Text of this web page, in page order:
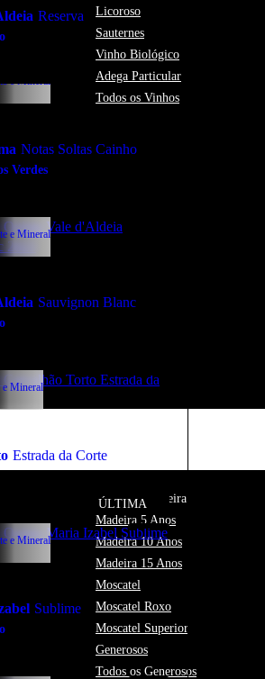
Licoroso
Sauternes
Vinho Biológico
Adega Particular
Todos os Vinhos
Vinho da Madeira
Madeira 5 Anos
Madeira 10 Anos
Madeira 15 Anos
Moscatel
Moscatel Roxo
Moscatel Superior
Generosos
Todos os Generosos
Reserva
e Mineral
Notas Soltas Cainho
Verdes
e Mineral
Sauvignon Blanc
e Mineral
Estrada da Corte
ÚLTIMA
e Mineral
Sublime